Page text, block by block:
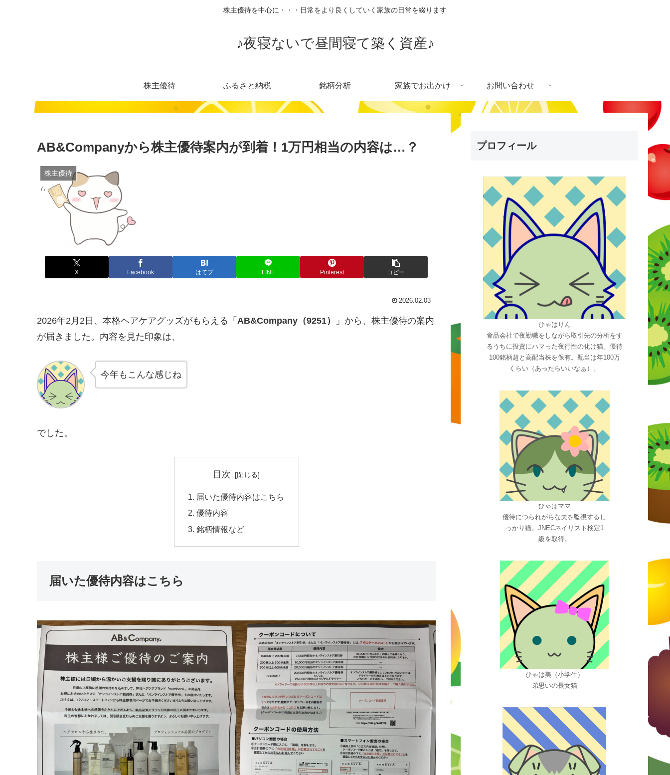
株主優待を中心に・・・日常をより良くしていく家族の日常を綴ります
♪夜寝ないで昼間寝て築く資産♪
株主優待 ふるさと納税 銘柄分析 家族でお出かけ お問い合わせ
AB&Companyから株主優待案内が到着！1万円相当の内容は…？
株主優待
X Facebook はてブ LINE Pinterest コピー
2026.02.03
2026年2月2日、本格ヘアケアグッズがもらえる「 AB&Company（9251）
」から、株主優待の案内
が届きました。内容を見た印象は、
今年もこんな感じね
でした。
目次
届いた優待内容はこちら
優待内容
銘柄情報など
届いた優待内容はこちら
プロフィール
ひゃはりん
食品会社で夜勤職をしながら取引先の分析をす
るうちに投資にハマった夜行性の化け猫。優待
100銘柄超と高配当株を保有。配当は年100万
くらい（あったらいいなぁ）。
ひゃはママ
優待につられがちな夫を監視するし
っかり猫。JNECネイリスト検定1
級を取得。
ひゃは美（小学生）
弟思いの長女猫